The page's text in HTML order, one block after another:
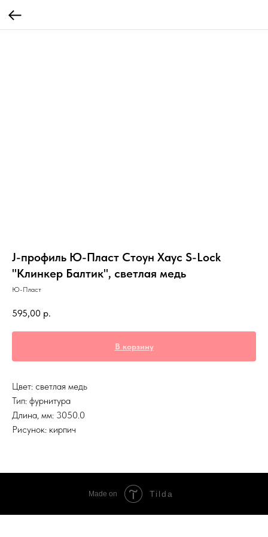
J-профиль Ю-Пласт Стоун Хаус S-Lock
"Клинкер Балтик", светлая медь
Ю-Пласт
595,00 р.
В корзину
Цвет: светлая медь
Тип: фурнитура
Длина, мм: 3050.0
Рисунок: кирпич
Made on Tilda